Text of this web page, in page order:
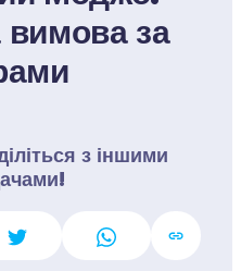
вимова за
з іншими